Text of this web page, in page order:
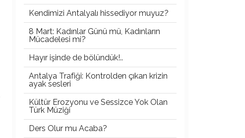
Kendimizi Antalyalı hissediyor muyuz?
8 Mart: Kadınlar Günü mü, Kadınların
Mücadelesi mi?
Hayır işinde de bölündük!..
Antalya Trafiği: Kontrolden çıkan krizin
ayak sesleri
Kültür Erozyonu ve Sessizce Yok Olan
Türk Müziği
Ders Olur mu Acaba?